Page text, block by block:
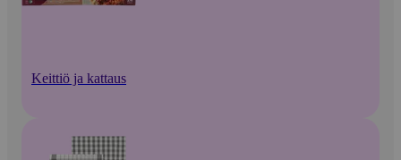
Keittiö ja kattaus